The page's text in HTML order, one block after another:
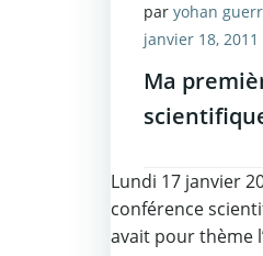
par yohan
janvier 18, 2011
Ma
Lundi 17 janvier
conférence
avait pour thème